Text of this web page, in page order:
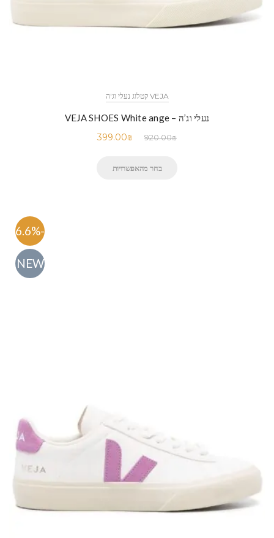
VEJA קטלוג נעלי וג'ה
נעלי וג’ה – VEJA SHOES White ange
920.00₪
399.00₪
בחר מהאפשרויות
-56.6%
NEW